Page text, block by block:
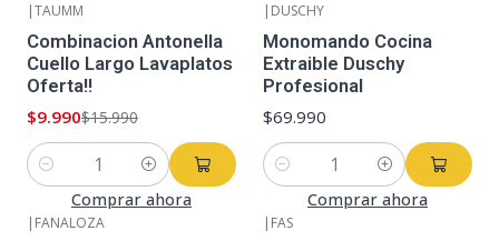
|TAUMM
Combinacion Antonella
Cuello Largo Lavaplatos
Oferta!!
$9.990$15.990
Cantidad
Comprar ahora
| DUSCHY
Monomando Cocina
Extraible Duschy
Profesional
$69.990
Cantidad
Comprar ahora
| FANALOZA | FAS